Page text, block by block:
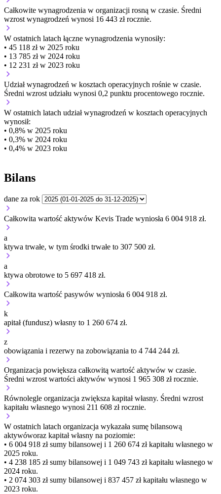
Całkowite wynagrodzenia w organizacji rosną w czasie. Średni
wzrost wynagrodzeń wynosi 16 443 zł rocznie.
W ostatnich latach łączne wynagrodzenia wynosiły:
• 45 118 zł w 2025 roku
• 13 785 zł w 2024 roku
• 12 231 zł w 2023 roku
Udział wynagrodzeń w kosztach operacyjnych rośnie w czasie.
Średni wzrost udziału wynosi 0,2 punktu procentowego rocznie.
W ostatnich latach udział wynagrodzeń w kosztach operacyjnych
wynosił:
• 0,8% w 2025 roku
• 0,3% w 2024 roku
• 0,4% w 2023 roku
Bilans
dane za rok
Całkowita wartość aktywów Kevis Trade wyniosła 6 004 918 zł.
a
ktywa trwałe, w tym środki trwałe to 307 500 zł.
a
ktywa obrotowe to 5 697 418 zł.
Całkowita wartość pasywów wyniosła 6 004 918 zł.
k
apitał (fundusz) własny to 1 260 674 zł.
z
obowiązania i rezerwy na zobowiązania to 4 744 244 zł.
Organizacja powiększa całkowitą wartość aktywów w czasie.
Średni wzrost wartości aktywów wynosi 1 965 308 zł rocznie.
Równolegle organizacja zwiększa kapitał własny. Średni wzrost
kapitału własnego wynosi 211 608 zł rocznie.
W ostatnich latach organizacja wykazała sumę bilansową
aktywóworaz kapitał własny na poziomie:
• 6 004 918 złsumy bilansowej i 1 260 674 zł kapitału własnego w
2025 roku.
• 4 238 185 złsumy bilansowej i 1 049 743 zł kapitału własnego w
2024 roku.
• 2 074 303 złsumy bilansowej i 837 457 zł kapitału własnego w
2023 roku.